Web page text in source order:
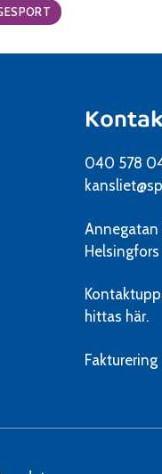
040 578
Helsingfors
hittas här.
Fakturering